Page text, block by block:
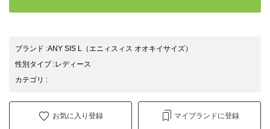
ブランド :ANY SIS L
（エニィスィス オオキイサイズ）
性別タイプ:レディース
カテゴリ :
お気に入り登録 マイブランドに登録